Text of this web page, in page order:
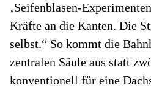
‚Seifenblasen-
Kräfte an die Kanten. Die
selbst.“ So kommt die
zentralen Säule aus statt
konventionell für eine